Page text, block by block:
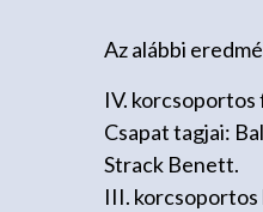
Az alábbi
IV.
Csapat tagjai:
Strack Benett.
III. korcsoportos